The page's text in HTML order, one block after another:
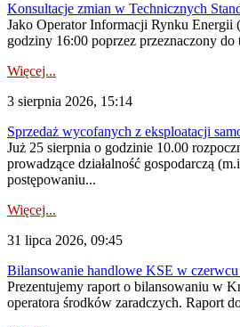
Konsultacje zmian w Technicznych
Jako Operator Informacji Rynku Energii
godziny 16:00 poprzez przeznaczony
Więcej...
3 sierpnia 2026, 15:14
Sprzedaż wycofanych z eksploatacji
Już 25 sierpnia o godzinie 10.00
prowadzące działalność gospodarczą
postępowaniu...
Więcej...
31 lipca 2026, 09:45
Bilansowanie handlowe KSE w
Prezentujemy raport o bilansowaniu w
operatora środków zaradczych. Raport